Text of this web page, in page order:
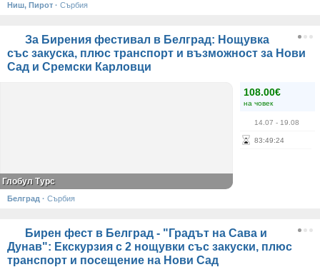
Ниш, Пирот · Сърбия
За Бирения фестивал в Белград: Нощувка
със закуска, плюс транспорт и възможност за Нови
Сад и Сремски Карловци
108.00€
на човек
14.07 - 19.08
83:49:24
Глобул Турс
Белград · Сърбия
Бирен фест в Белград - "Градът на Сава и
Дунав": Екскурзия с 2 нощувки със закуски, плюс
транспорт и посещение на Нови Сад